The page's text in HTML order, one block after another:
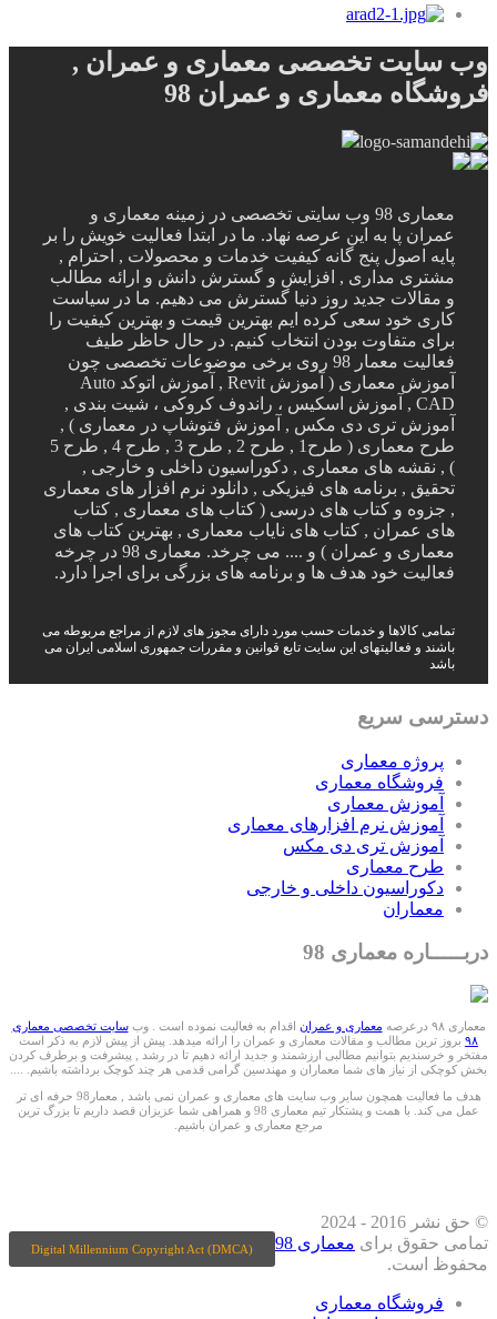
وب سایت تخصصی معماری و عمران ,
فروشگاه معماری و عمران 98
معماری 98 وب سایتی تخصصی در زمینه معماری و
عمران پا به این عرصه نهاد. ما در ابتدا فعالیت خویش را بر
پایه اصول پنج گانه کیفیت خدمات و محصولات , احترام ,
مشتری مداری , افزایش و گسترش دانش و ارائه مطالب
و مقالات جدید روز دنیا گسترش می دهیم. ما در سیاست
کاری خود سعی کرده ایم بهترین قیمت و بهترین کیفیت را
برای متفاوت بودن انتخاب کنیم. در حال حاظر طیف
فعالیت معمار 98 روی برخی موضوعات تخصصی چون
آموزش معماری ( آموزش Revit , آموزش اتوکد Auto
CAD , آموزش اسکیس ، راندوف کروکی ، شیت بندی ,
آموزش تری دی مکس , آموزش فتوشاپ در معماری ) ,
طرح معماری ( طرح1 , طرح 2 , طرح 3 , طرح 4 , طرح 5
) , نقشه های معماری , دکوراسیون داخلی و خارجی ,
تحقیق , برنامه های فیزیکی , دانلود نرم افزار های معماری
, جزوه و کتاب های درسی ( کتاب های معماری , کتاب
های عمران , کتاب های نایاب معماری , بهترین کتاب های
معماری و عمران ) و .... می چرخد. معماری 98 در چرخه
فعالیت خود هدف ها و برنامه های بزرگی برای اجرا دارد.
تمامی کالاها و خدمات حسب مورد دارای مجوز های لازم از مراجع مربوطه می
باشند و فعالیتهای این سایت تابع قوانین و مقررات جمهوری اسلامی ایران می
باشد
دسترسی سریع
پروژه معماری
فروشگاه معماری
آموزش معماری
آموزش نرم افزارهای معماری
آموزش تری دی مکس
طرح معماری
دکوراسیون داخلی و خارجی
معماران
دربـــــاره معماری 98
معماری ۹۸ درعرصه معماری و عمران اقدام به فعالیت نموده است . وبسایت تخصصی معماری
۹۸ بروز ترین مطالب و مقالات معماری و عمران را ارائه میدهد. پیش از پیش لازم به ذکر است
مفتخر و خرسندیم بتوانیم مطالبی ارزشمند و جدید ارائه دهیم تا در رشد , پیشرفت و برطرف کردن
بخش کوچکی از نیاز های شما معماران و مهندسین گرامی قدمی هر چند کوچک برداشته باشیم. ....
هدف ما فعالیت همچون سایر وب سایت های معماری و عمران نمی باشد , معمار98 حرفه ای تر
عمل می کند. با همت و پشتکار تیم معماری 98 و همراهی شما عزیزان قصد داریم تا بزرگ ترین
مرجع معماری و عمران باشیم.
Digital Millennium Copyright Act (DMCA)
© حق نشر 2016 - 2024
تمامی حقوق برای معماری 98
محفوظ است.
فروشگاه معماری